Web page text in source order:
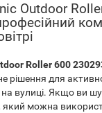
Outdoor
Roller 600
рішення для
вулиці. Якщо ви
який можна